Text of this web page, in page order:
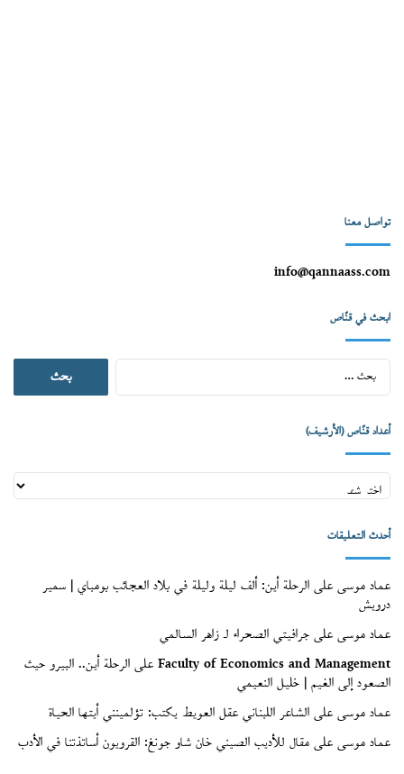
تواصل معنا
info@qannaass.com
ابحث في قنّاص
البحث
عن:
أعداد قنّاص (الأرشيف)
أعداد
قنّاص
(الأرشيف)
أحدث التعليقات
عماد موسىعلىالرحلة أين: ألف ليلة وليلة في بلاد العجائب بومباي | سمير
درويش
عماد موسىعلىجرافيتي الصحراء لـ زاهر السالمي
Faculty of Economics and Managementعلىالرحلة أين.. البيرو حيث
الصعود إلى الغيم | خليل النعيمي
عماد موسىعلىالشاعر اللبناني عقل العويط يكتب: تؤلمينني أيتها الحياة
عماد موسىعلىمقال للأديب الصيني خان شاو جونغ: القرويون أساتذتنا في الأدب